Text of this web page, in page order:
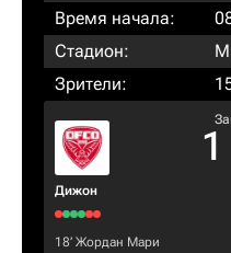
Время начала:
Стадион:
Зрители:
Дижон
1
18‎’‎ Жордан Мари